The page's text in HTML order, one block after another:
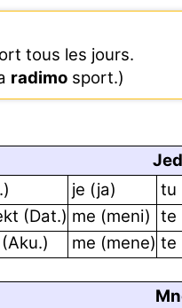
tous les jours.
radimo sport.)
je (ja) tu
(Dat.) me (meni) te
me (mene) te